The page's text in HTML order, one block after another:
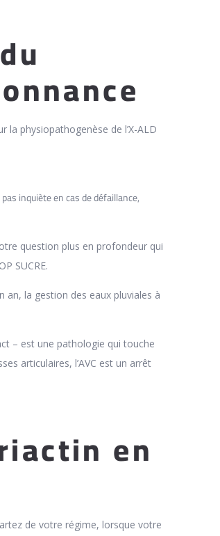
la physiopathogenèse de l’X-ALD
inquiète en cas de défaillance,
question plus en profondeur qui
SUCRE.
an, la gestion des eaux pluviales à
– est une pathologie qui touche
articulaires, l’AVC est un arrêt
en
de votre régime, lorsque votre